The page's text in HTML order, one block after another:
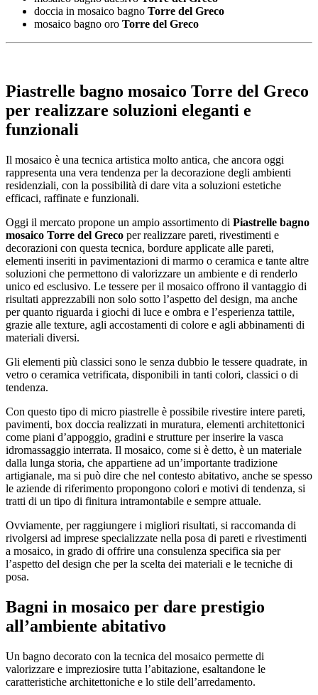
doccia in mosaico bagno Torre del Greco
mosaico bagno oro Torre del Greco
Piastrelle bagno mosaico Torre del Greco
per realizzare soluzioni eleganti e
funzionali
Il mosaico è una tecnica artistica molto antica, che ancora oggi
rappresenta una vera tendenza per la decorazione degli ambienti
residenziali, con la possibilità di dare vita a soluzioni estetiche
efficaci, raffinate e funzionali.
Oggi il mercato propone un ampio assortimento di Piastrelle bagno
mosaico Torre del Greco per realizzare pareti, rivestimenti e
decorazioni con questa tecnica, bordure applicate alle pareti,
elementi inseriti in pavimentazioni di marmo o ceramica e tante altre
soluzioni che permettono di valorizzare un ambiente e di renderlo
unico ed esclusivo. Le tessere per il mosaico offrono il vantaggio di
risultati apprezzabili non solo sotto l’aspetto del design, ma anche
per quanto riguarda i giochi di luce e ombra e l’esperienza tattile,
grazie alle texture, agli accostamenti di colore e agli abbinamenti di
materiali diversi.
Gli elementi più classici sono le senza dubbio le tessere quadrate, in
vetro o ceramica vetrificata, disponibili in tanti colori, classici o di
tendenza.
Con questo tipo di micro piastrelle è possibile rivestire intere pareti,
pavimenti, box doccia realizzati in muratura, elementi architettonici
come piani d’appoggio, gradini e strutture per inserire la vasca
idromassaggio interrata. Il mosaico, come si è detto, è un materiale
dalla lunga storia, che appartiene ad un’importante tradizione
artigianale, ma si può dire che nel contesto abitativo, anche se spesso
le aziende di riferimento propongono colori e motivi di tendenza, si
tratti di un tipo di finitura intramontabile e sempre attuale.
Ovviamente, per raggiungere i migliori risultati, si raccomanda di
rivolgersi ad imprese specializzate nella posa di pareti e rivestimenti
a mosaico, in grado di offrire una consulenza specifica sia per
l’aspetto del design che per la scelta dei materiali e le tecniche di
posa.
Bagni in mosaico per dare prestigio
all’ambiente abitativo
Un bagno decorato con la tecnica del mosaico permette di
valorizzare e impreziosire tutta l’abitazione, esaltandone le
caratteristiche architettoniche e lo stile dell’arredamento.